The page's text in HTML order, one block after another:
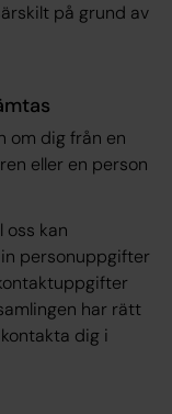
på grund av
om dig från en
eller en person
oss kan
personuppgifter
har rätt
dig i